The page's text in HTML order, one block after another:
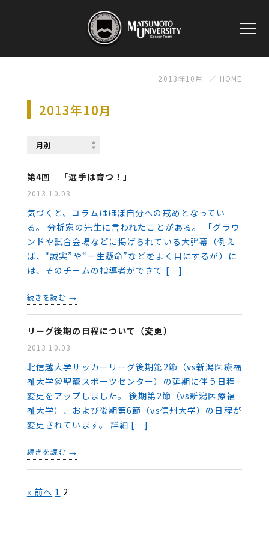
2013年10月 HOME
2013年10月
第4回 「選手は育つ！」
2013.10.03
気づくと、コラムはほぼ自分への戒めとなってい
る。 分析家の先生に言われたことがある。 「グラウ
ンドや試合会場などに掲げられている大弾幕（例え
ば、“誠実”や“一生懸命”などをよく目にするが）に
は、そのチームの指導者ができて […]
続きを読む
リーグ後期の日程について（変更）
2013.10.03
北信越大学サッカーリーグ後期第2節（vs新潟医療福
祉大学＠聖籠スポーツセンター）の延期に伴う日程
変更をアップしました。 後期第2節（vs新潟医療福
祉大学）、および後期第6節（vs信州大学）の日程が
変更されています。 詳細 […]
続きを読む
« 前へ 1 2